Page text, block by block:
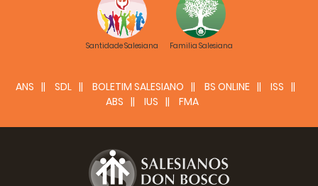
Conselheiro para a
Pastoral Juvenil
Santidade Salesiana Familia Salesiana
ANS SDL BOLETIM SALESIANO BS ONLINE
ISS
ABS
IUS FMA